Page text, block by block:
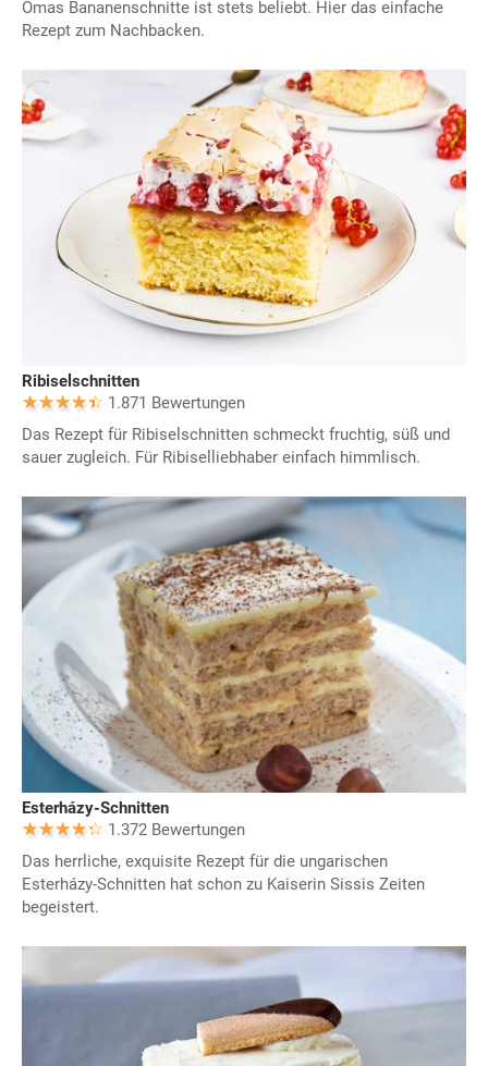
Omas Bananenschnitte ist stets beliebt. Hier das einfache
Rezept zum Nachbacken.
Ribiselschnitten
1.871 Bewertungen
Das Rezept für Ribiselschnitten schmeckt fruchtig, süß und
sauer zugleich. Für Ribiselliebhaber einfach himmlisch.
Esterházy-Schnitten
1.372 Bewertungen
Das herrliche, exquisite Rezept für die ungarischen
Esterházy-Schnitten hat schon zu Kaiserin Sissis Zeiten
begeistert.